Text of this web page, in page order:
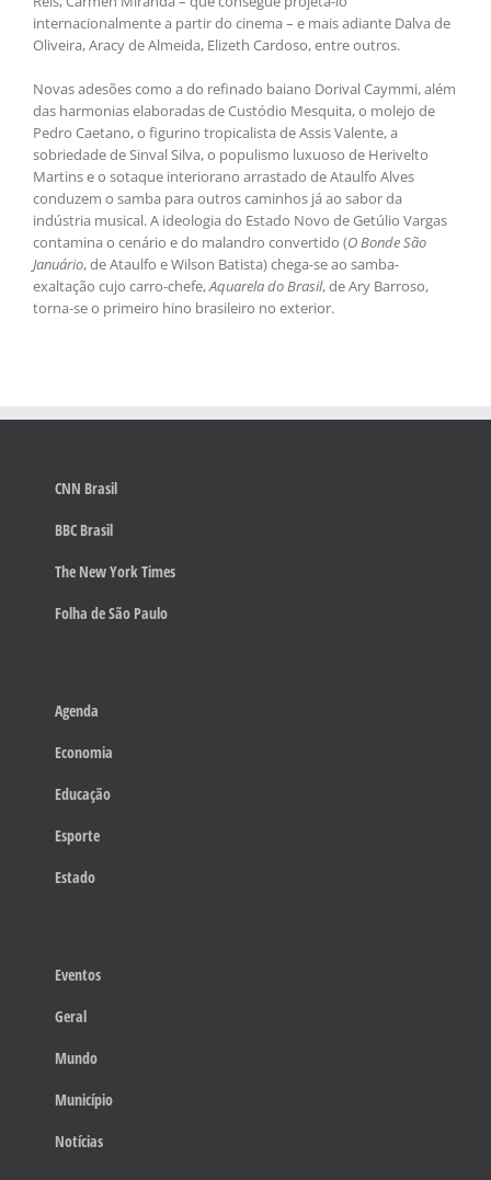
internacionalmente a partir do cinema – e mais adiante Dalva de
Oliveira, Aracy de Almeida, Elizeth Cardoso, entre outros.
Novas adesões como a do refinado baiano Dorival Caymmi, além
das harmonias elaboradas de Custódio Mesquita, o molejo de
Pedro Caetano, o figurino tropicalista de Assis Valente, a
sobriedade de Sinval Silva, o populismo luxuoso de Herivelto
Martins e o sotaque interiorano arrastado de Ataulfo Alves
conduzem o samba para outros caminhos já ao sabor da
indústria musical. A ideologia do Estado Novo de Getúlio Vargas
contamina o cenário e do malandro convertido (O Bonde São
Januário, de Ataulfo e Wilson Batista) chega-se ao samba-
exaltação cujo carro-chefe,Aquarela do Brasil, de Ary Barroso,
torna-se o primeiro hino brasileiro no exterior.
CNN Brasil
BBC Brasil
The New York Times
Folha de São Paulo
Agenda
Economia
Educação
Esporte
Estado
Eventos
Geral
Mundo
Município
Notícias